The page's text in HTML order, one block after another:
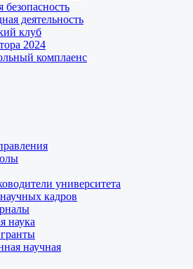
безопасность
деятельность
клуб
2024
комплаенс
университета
кадров
наука
научная